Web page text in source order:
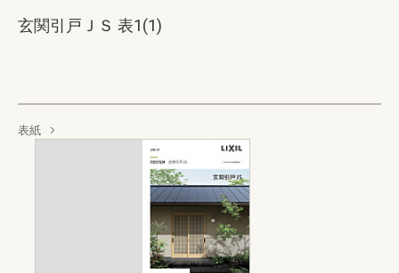
玄関引戸ＪＳ 表1(1)
表紙